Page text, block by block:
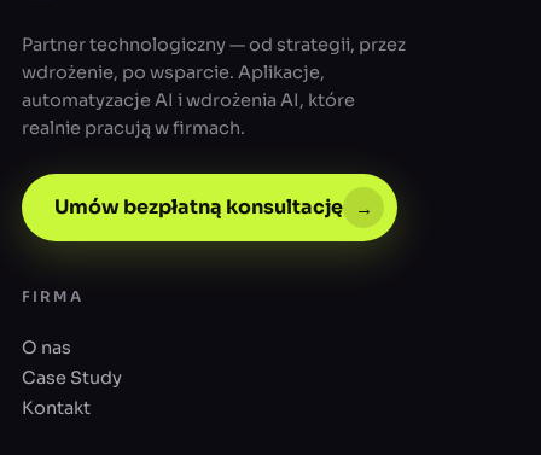
Partner technologiczny — od strategii, przez
wdrożenie, po wsparcie. Aplikacje,
automatyzacje AI i wdrożenia AI, które
realnie pracują w firmach.
Umów bezpłatną konsultację →
FIRMA
O nas
Case Study
Kontakt